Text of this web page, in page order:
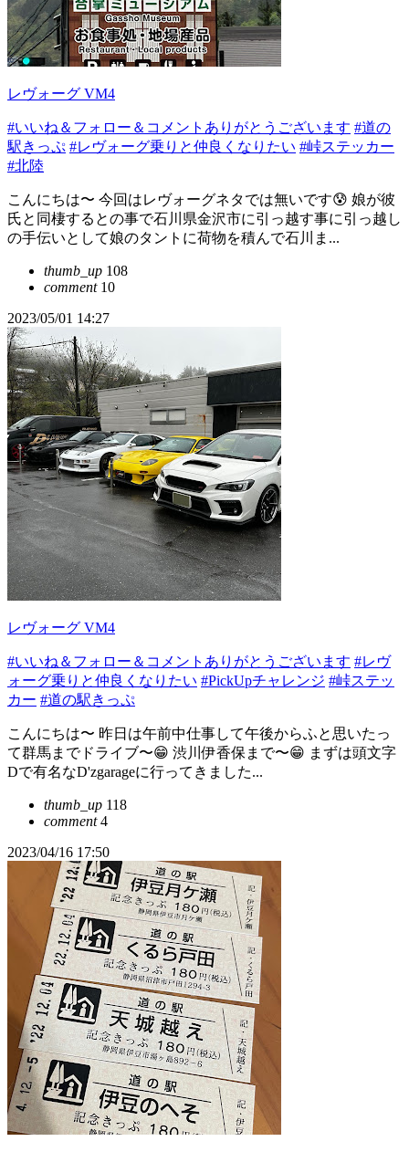
レヴォーグ VM4
#いいね＆フォロー＆コメントありがとうございます #道の
駅きっぷ #レヴォーグ乗りと仲良くなりたい #峠ステッカー
#北陸
こんにちは〜 今回はレヴォーグネタでは無いです😰 娘が彼
氏と同棲するとの事で石川県金沢市に引っ越す事に引っ越し
の手伝いとして娘のタントに荷物を積んで石川ま...
thumb_up 108
comment10
2023/05/01 14:27
レヴォーグ VM4
#いいね＆フォロー＆コメントありがとうございます #レヴ
ォーグ乗りと仲良くなりたい #PickUpチャレンジ #峠ステッ
カー #道の駅きっぷ
こんにちは〜 昨日は午前中仕事して午後からふと思いたっ
て群馬までドライブ〜😁 渋川伊香保まで〜😁 まずは頭文字
Dで有名なD'zgarageに行ってきました...
thumb_up 118
comment4
2023/04/16 17:50